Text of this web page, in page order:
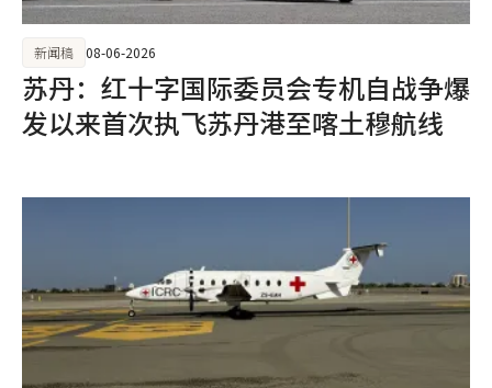
苏丹：红十字国际委员会专机自战争爆
发以来首次执飞苏丹港至喀土穆航线
新闻稿 08-06-2026